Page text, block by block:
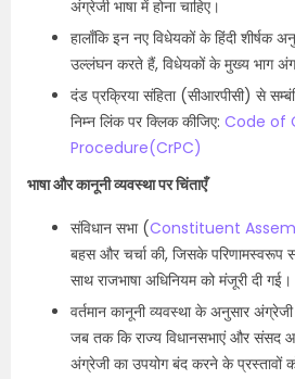
अंग्रेजी भाषा में होना चाहिए।
हालाँकि इन नए विधेयकों के हिंदी शीर्षक
उल्लंघन करते हैं, विधेयकों के मुख्य भाग
दंड प्रक्रिया संहिता (सीआरपीसी) से
निम्न लिंक पर क्लिक कीजिए: Code of
Procedure(CrPC)
भाषा और कानूनी व्यवस्था पर चिंताएँ
संविधान सभा (Constituent
बहस और चर्चा की, जिसके
साथ राजभाषा अधिनियम को मंजूरी दी गई।
वर्तमान कानूनी व्यवस्था के अनुसार
जब तक कि राज्य विधानसभाएं और संसद
अंग्रेजी का उपयोग बंद करने के प्रस्तावों